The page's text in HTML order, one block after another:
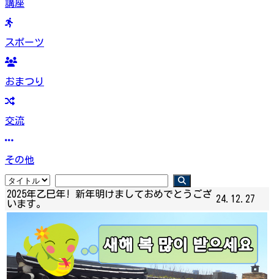
講座
スポーツ
おまつり
交流
その他
2025年乙巳年! 新年明けましておめでとうござ
います。
24.12.27